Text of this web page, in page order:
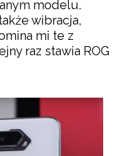
modelu.
wibracja,
mi te z
raz stawia ROG